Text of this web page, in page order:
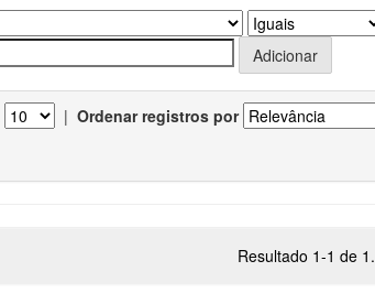
| Ordenar registros por
Resultado 1-1 de 1.